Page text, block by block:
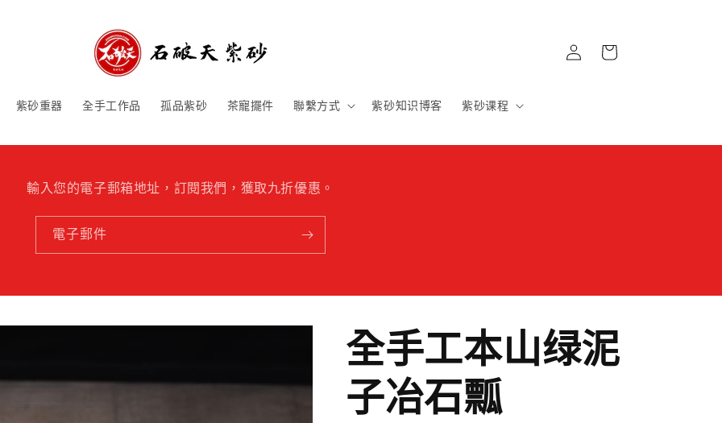
紫砂重器 全手工作品 孤品紫砂 茶寵擺件 聯繫方式 紫砂知识博客 紫砂课程
登
入
物
輸入您的電子郵箱地址，訂閱我們，獲取九折優惠。
電子郵件
全手工本山绿泥
子冶石瓢